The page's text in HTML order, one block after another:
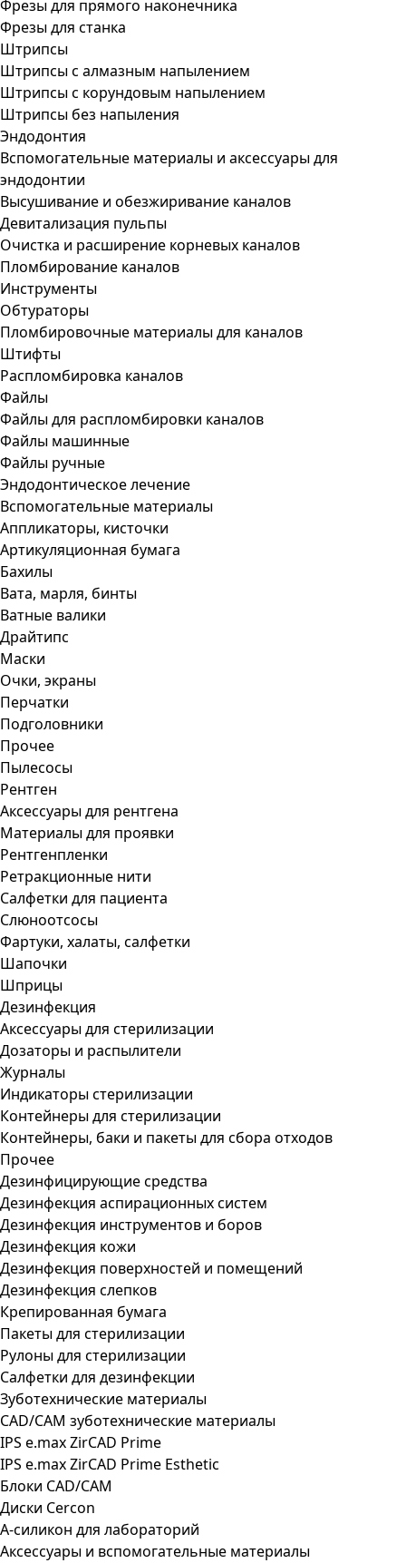
Фрезы для прямого наконечника
Фрезы для станка
Штрипсы
Штрипсы c алмазным напылением
Штрипсы c корундовым напылением
Штрипсы без напыления
Эндодонтия
Вспомогательные материалы и аксессуары для
эндодонтии
Высушивание и обезжиривание каналов
Девитализация пульпы
Очистка и расширение корневых каналов
Пломбирование каналов
Инструменты
Обтураторы
Пломбировочные материалы для каналов
Штифты
Распломбировка каналов
Файлы
Файлы для распломбировки каналов
Файлы машинные
Файлы ручные
Эндодонтическое лечение
Вспомогательные материалы
Аппликаторы, кисточки
Артикуляционная бумага
Бахилы
Вата, марля, бинты
Ватные валики
Драйтипс
Маски
Очки, экраны
Перчатки
Подголовники
Прочее
Пылесосы
Рентген
Аксессуары для рентгена
Материалы для проявки
Рентгенпленки
Ретракционные нити
Салфетки для пациента
Слюноотсосы
Фартуки, халаты, салфетки
Шапочки
Шприцы
Дезинфекция
Аксессуары для стерилизации
Дозаторы и распылители
Журналы
Индикаторы стерилизации
Контейнеры для стерилизации
Контейнеры, баки и пакеты для сбора отходов
Прочее
Дезинфицирующие средства
Дезинфекция аспирационных систем
Дезинфекция инструментов и боров
Дезинфекция кожи
Дезинфекция поверхностей и помещений
Дезинфекция слепков
Крепированная бумага
Пакеты для стерилизации
Рулоны для стерилизации
Салфетки для дезинфекции
Зуботехнические материалы
CAD/CAM зуботехнические материалы
IPS e.max ZirCAD Prime
IPS e.max ZirCAD Prime Esthetic
Блоки CAD/CAM
Диски Cercon
А-силикон для лабораторий
Аксессуары и вспомогательные материалы